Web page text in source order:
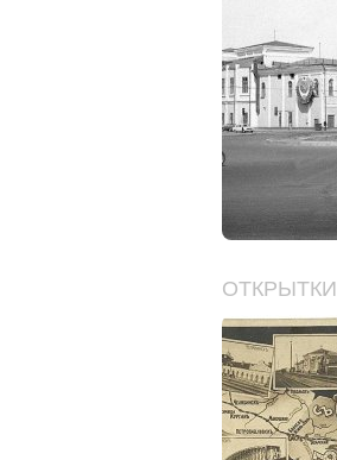
ОТКРЫТКИ